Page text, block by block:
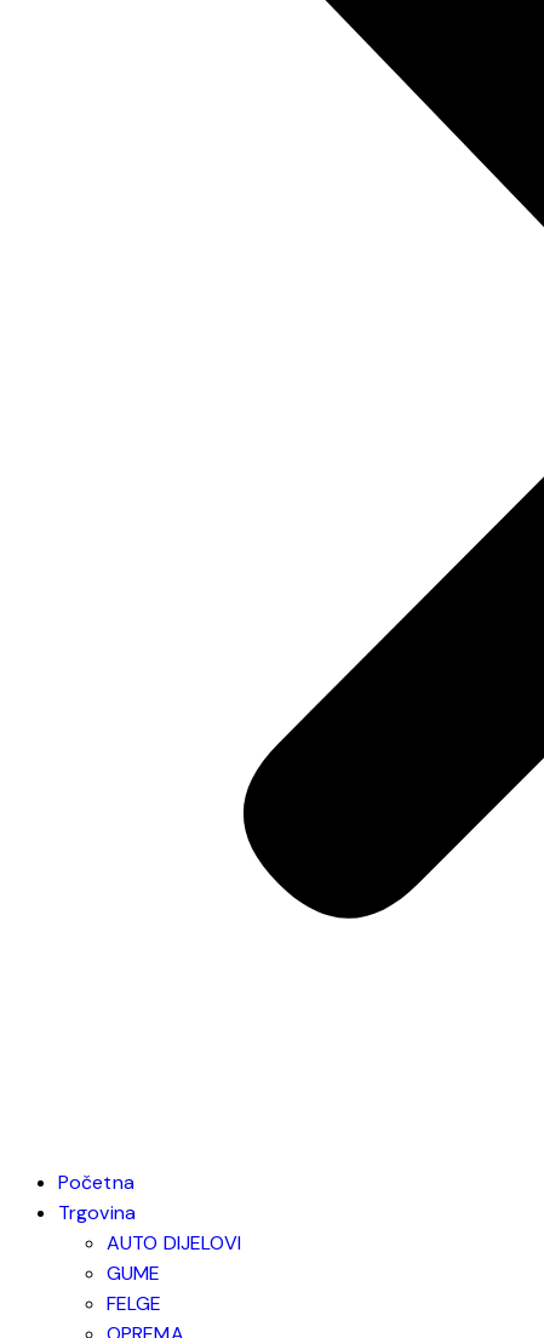
Početna
Trgovina
AUTO DIJELOVI
GUME
FELGE